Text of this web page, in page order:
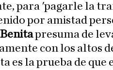
para 'pagarle la
por amistad
Benitapresuma de
con los altos
es la prueba de que